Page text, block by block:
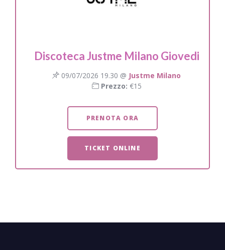
Discoteca Justme Milano Giovedi
09/07/2026 19.30 @ Justme Milano
Prezzo: €15
PRENOTA ORA
TICKET ONLINE